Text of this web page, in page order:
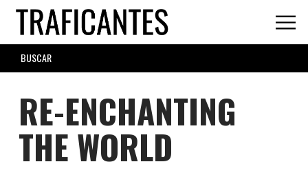
Skip
main
content
SEARCH
FORM
RE-ENCHANTING
THE WORLD